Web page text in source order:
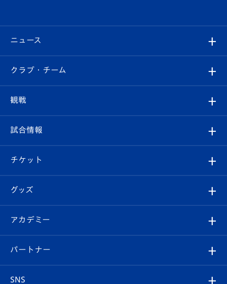
ニュース
すべて
クラブ
試合情報
チケット
イベント
メディア
クラブ・チーム
クラブ概要
エンブレム紹介
スタッフプロフィール
マスコット紹介
観戦
観戦ルール
はじめての観戦ガイド
Revive Team
ヴィヴィくんの長崎おもてなしガイド
試合情報
試合日程/結果
フォトギャラリー
スタジアムグルメ
チケット
チケット
V-LOVERS（ファンクラブ）
プレイヤーズスイート
グッズ
オンラインショップ
店舗情報
アカデミー
育成からのお知らせ
パートナー
SNS